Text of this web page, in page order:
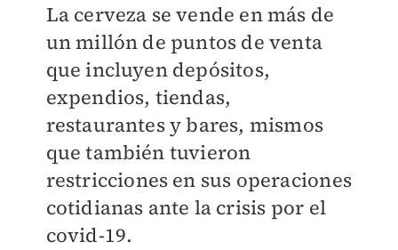
La cerveza se vende en más de
un millón de puntos de venta
que incluyen depósitos,
expendios, tiendas,
restaurantes y bares, mismos
que también tuvieron
restricciones en sus operaciones
cotidianas ante la crisis por el
covid-19.